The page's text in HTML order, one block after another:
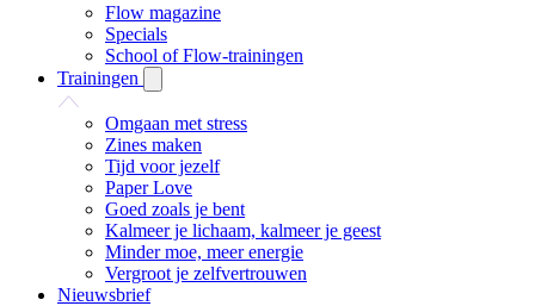
Flow magazine
Specials
School of Flow-trainingen
Trainingen
Omgaan met stress
Zines maken
Tijd voor jezelf
Paper Love
Goed zoals je bent
Kalmeer je lichaam, kalmeer je geest
Minder moe, meer energie
Vergroot je zelfvertrouwen
Nieuwsbrief